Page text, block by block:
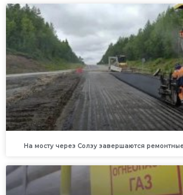
На мосту через Солзу завершаются